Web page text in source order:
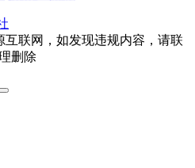
互联网，如发现违规内容，请联
删除